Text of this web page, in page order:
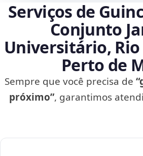
Serviços de
Conjunto
Universitário, Rio
Perto de
Sempre que você precisa de
próximo”, garantimos